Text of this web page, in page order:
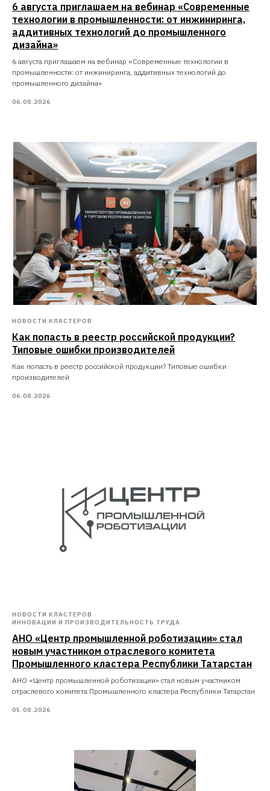
6 августа приглашаем на вебинар «Современные
технологии в промышленности: от инжиниринга,
аддитивных технологий до промышленного
дизайна»
6 августа приглашаем на вебинар «Современные технологии в
промышленности: от инжиниринга, аддитивных технологий до
промышленного дизайна»
06.08.2026
НОВОСТИ КЛАСТЕРОВ
Как попасть в реестр российской продукции?
Типовые ошибки производителей
Как попасть в реестр российской продукции? Типовые ошибки
производителей
06.08.2026
НОВОСТИ КЛАСТЕРОВ
ИННОВАЦИИ И ПРОИЗВОДИТЕЛЬНОСТЬ ТРУДА
АНО «Центр промышленной роботизации» стал
новым участником отраслевого комитета
Промышленного кластера Республики Татарстан
АНО «Центр промышленной роботизации» стал новым участником
отраслевого комитета Промышленного кластера Республики Татарстан
05.08.2026